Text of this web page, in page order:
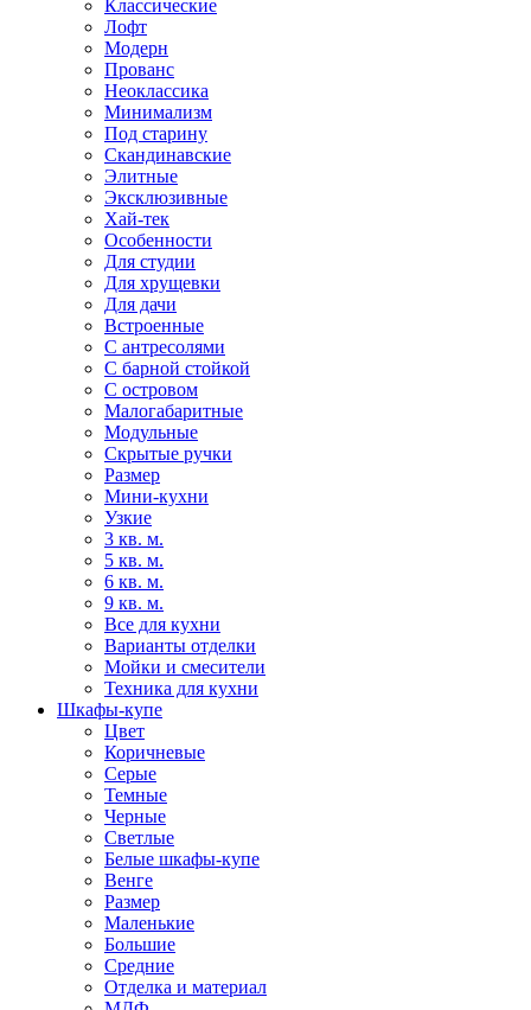
Классические
Лофт
Модерн
Прованс
Неоклассика
Минимализм
Под старину
Скандинавские
Элитные
Эксклюзивные
Хай-тек
Особенности
Для студии
Для хрущевки
Для дачи
Встроенные
С антресолями
С барной стойкой
С островом
Малогабаритные
Модульные
Скрытые ручки
Размер
Мини-кухни
Узкие
3 кв. м.
5 кв. м.
6 кв. м.
9 кв. м.
Все для кухни
Варианты отделки
Мойки и смесители
Техника для кухни
Шкафы-купе
Цвет
Коричневые
Серые
Темные
Черные
Светлые
Белые шкафы-купе
Венге
Размер
Маленькие
Большие
Средние
Отделка и материал